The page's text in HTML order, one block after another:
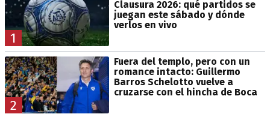
1
Clausura 2026: qué partidos se
juegan este sábado y dónde
verlos en vivo
2
Fuera del templo, pero con un
romance intacto: Guillermo
Barros Schelotto vuelve a
cruzarse con el hincha de Boca